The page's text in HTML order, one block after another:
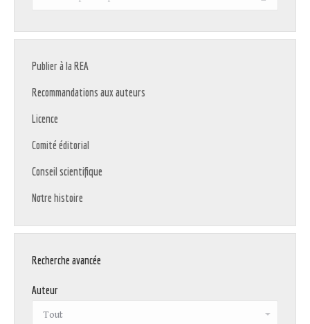
Publier à la REA
Recommandations aux auteurs
Licence
Comité éditorial
Conseil scientifique
Notre histoire
Recherche avancée
Auteur